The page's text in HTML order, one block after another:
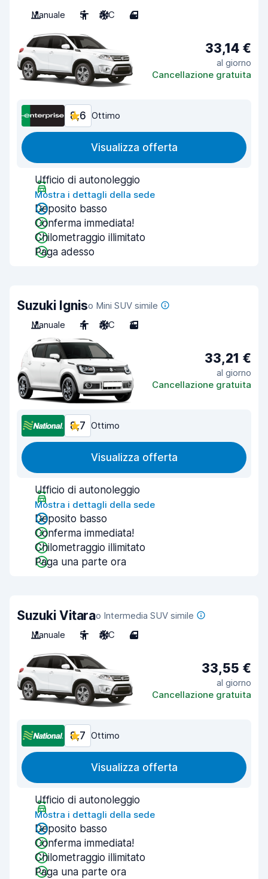
Manuale
5 A/C 4
33,14 €
al giorno
Cancellazione gratuita
8,6 Ottimo
Visualizza offerta
Ufficio di autonoleggio
Mostra i dettagli della sede
Deposito basso
Conferma immediata!
Chilometraggio illimitato
Paga adesso
Suzuki Igniso Mini SUV simile
Manuale
4 A/C 3
33,21 €
al giorno
Cancellazione gratuita
8,7 Ottimo
Visualizza offerta
Ufficio di autonoleggio
Mostra i dettagli della sede
Deposito basso
Conferma immediata!
Chilometraggio illimitato
Paga una parte ora
Suzuki Vitarao Intermedia SUV simile
Manuale
5 A/C 4
33,55 €
al giorno
Cancellazione gratuita
8,7 Ottimo
Visualizza offerta
Ufficio di autonoleggio
Mostra i dettagli della sede
Deposito basso
Conferma immediata!
Chilometraggio illimitato
Paga una parte ora